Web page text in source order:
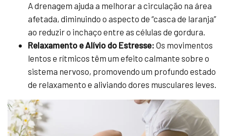
A drenagem ajuda a melhorar a circulação na área
afetada, diminuindo o aspecto de “casca de laranja”
ao reduzir o inchaço entre as células de gordura.
Relaxamento e Alívio do Estresse: Os movimentos
lentos e rítmicos têm um efeito calmante sobre o
sistema nervoso, promovendo um profundo estado
de relaxamento e aliviando dores musculares leves.